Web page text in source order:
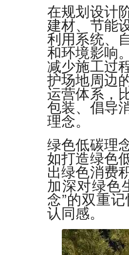
在规划设计
建材、节能
利用系统、
和环境影响
减少施工过
护场地周边
运营体系，
包装、倡导
理念。
绿色低碳理
如打造绿色
出绿色消费
加深对绿色
念”的双重
认同感。